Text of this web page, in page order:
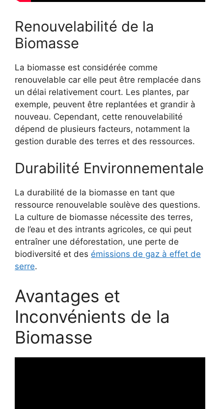
Renouvelabilité de la
Biomasse
La biomasse est considérée comme
renouvelable car elle peut être remplacée dans
un délai relativement court. Les plantes, par
exemple, peuvent être replantées et grandir à
nouveau. Cependant, cette renouvelabilité
dépend de plusieurs facteurs, notamment la
gestion durable des terres et des ressources.
Durabilité Environnementale
La durabilité de la biomasse en tant que
ressource renouvelable soulève des questions.
La culture de biomasse nécessite des terres,
de l’eau et des intrants agricoles, ce qui peut
entraîner une déforestation, une perte de
biodiversité et des émissions de gaz à effet de
serre.
Avantages et
Inconvénients de la
Biomasse